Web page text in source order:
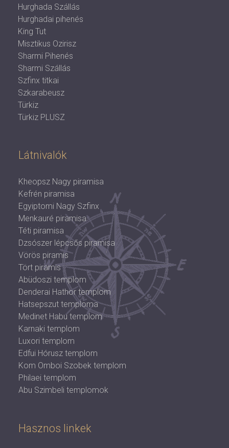
Hurghada Szállás
Hurghadai pihenés
King Tut
Misztikus Ozirisz
Sharmi Pihenés
Sharmi Szállás
Szfinx titkai
Szkarabeusz
Türkiz
Türkiz PLUSZ
Látnivalók
Kheopsz Nagy piramisa
Kefrén piramisa
Egyiptomi Nagy Szfinx
Menkauré piramisa
Téti piramisa
Dzsószer lépcsős piramisa
Vörös piramis
Tört piramis
Abüdoszi templom
Denderai Hathor templom
Hatsepszut temploma
Medinet Habu templom
Karnaki templom
Luxori templom
Edfui Hórusz templom
Kom Omboi Szobek templom
Philaei templom
Abu Szimbeli templomok
Hasznos linkek